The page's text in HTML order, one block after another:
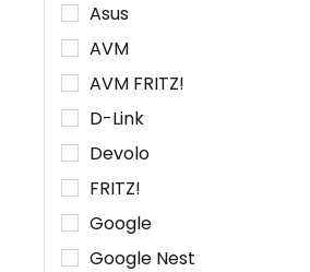
Asus
AVM
AVM FRITZ!
D-Link
Devolo
FRITZ!
Google
Google Nest